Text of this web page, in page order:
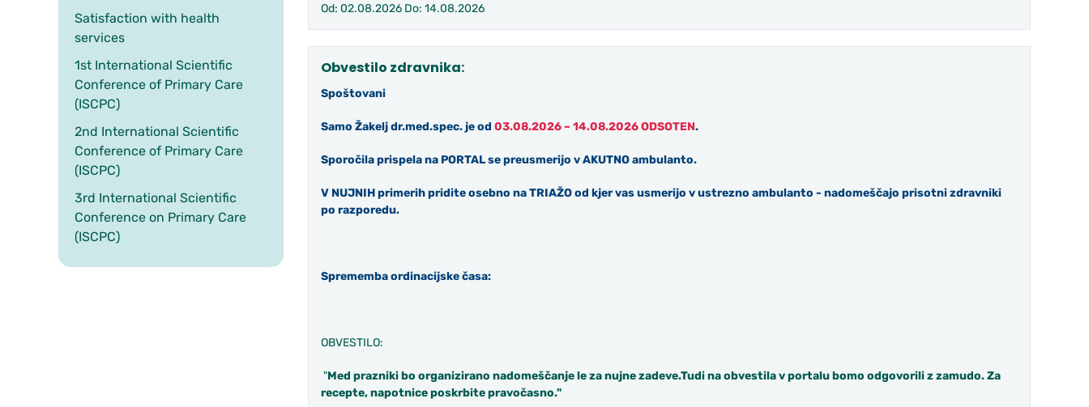
Satisfaction with health
services
1st International Scientific
Conference of Primary Care
(ISCPC)
2nd International Scientific
Conference of Primary Care
(ISCPC)
3rd International Scientific
Conference on Primary Care
(ISCPC)
Od: 02.08.2026 Do: 14.08.2026
Obvestilo zdravnika:
Spoštovani
Samo Žakelj dr.med.spec. je od 03.08.2026–14.08.2026ODSOTEN.
Sporočila prispela na PORTAL se preusmerijo v AKUTNO ambulanto.
V NUJNIH primerih pridite osebno na TRIAŽO od kjer vas usmerijo v ustrezno ambulanto - nadomeščajo prisotni zdravniki
po razporedu.
Sprememba ordinacijske časa:
OBVESTILO:
"Med prazniki bo organizirano nadomeščanje le za nujne zadeve.Tudi na obvestila v portalu bomo odgovorili z zamudo. Za
recepte, napotnice poskrbite pravočasno."